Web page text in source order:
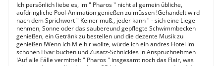
Ich persönlich liebe es, im " Pharos " nicht allgemein übliche,
aufdringliche Pool-Animation genießen zu müssen !Gehandelt wird
nach dem Sprichwort " Keiner muß., jeder kann " - sich eine Liege
nehmen, Sonne oder das saubereund gepflegte Schwimmbecken
genießen, ein Getränk zu bestellen und die dezente Musik zu
genießen !Wenn ich M e h r wollte, würde ich ein andres Hotel im
schönen Hvar buchen und Zusatz-Schnickies in Anspruchnehmen
!Auf alle Fälle vermittelt " Pharos " insgesamt noch das Flair, was